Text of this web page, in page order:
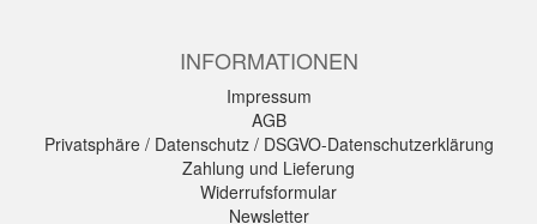
INFORMATIONEN
Impressum
AGB
Privatsphäre / Datenschutz / DSGVO-Datenschutzerklärung
Zahlung und Lieferung
Widerrufsformular
Newsletter